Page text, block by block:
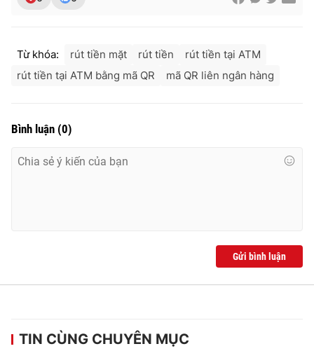
thuận bằng văn bản. Ghi rõ nguồn VTV.vn khi phát hành lại
Từ khóa: rút tiền mặt rút tiền
rút tiền tại ATM
rút tiền tại ATM bằng mã QR
mã QR liên ngân hàng
Bình luận (0)
Gửi bình luận
TIN CÙNG CHUYÊN MỤC